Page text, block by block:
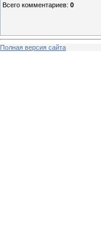
Всего комментариев: 0
Полная версия сайта